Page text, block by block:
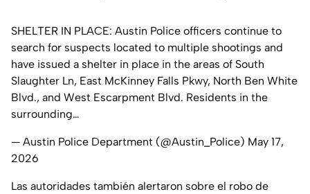
SHELTER IN PLACE: Austin Police officers continue to
search for suspects located to multiple shootings and
have issued a shelter in place in the areas of South
Slaughter Ln, East McKinney Falls Pkwy, North Ben White
Blvd., and West Escarpment Blvd. Residents in the
surrounding…
— Austin Police Department (@Austin_Police) May 17,
2026
Las autoridades también alertaron sobre el robo de